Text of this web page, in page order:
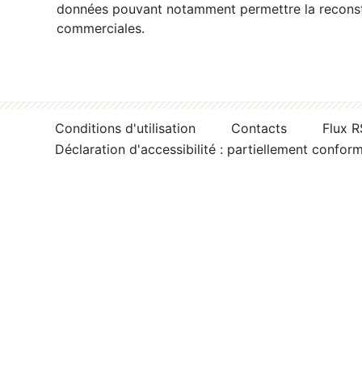
données pouvant notamment permettre la
commerciales.
Conditions d'utilisation Contacts
Flux
Déclaration d'accessibilité : partiellement